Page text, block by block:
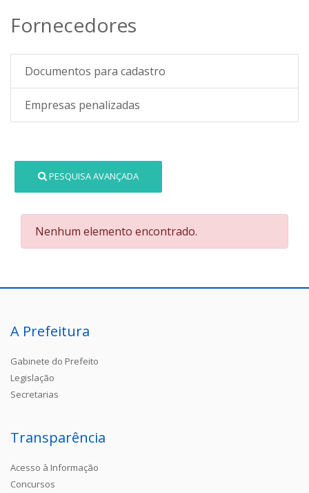
Fornecedores
Documentos para cadastro
Empresas penalizadas
PESQUISA AVANÇADA
Nenhum elemento encontrado.
A Prefeitura
Gabinete do Prefeito
Legislação
Secretarias
Transparência
Acesso à Informação
Concursos